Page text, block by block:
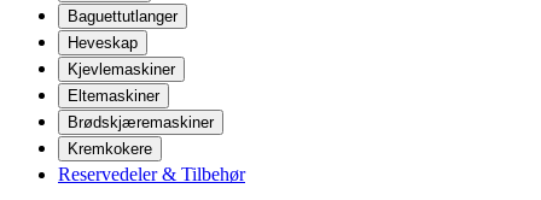
Baguettutlanger
Heveskap
Kjevlemaskiner
Eltemaskiner
Brødskjæremaskiner
Kremkokere
Reservedeler & Tilbehør